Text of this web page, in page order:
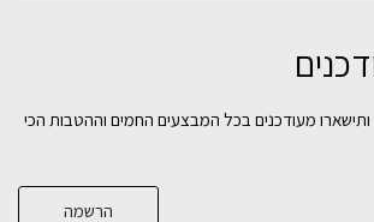
איביזה- טריקה שקטה
לבן טבעי- טריקה שקטה
לתינוק וויני טבעי
ותישארו מעודכנים בכל המבצעים החמים וההטבות הכי